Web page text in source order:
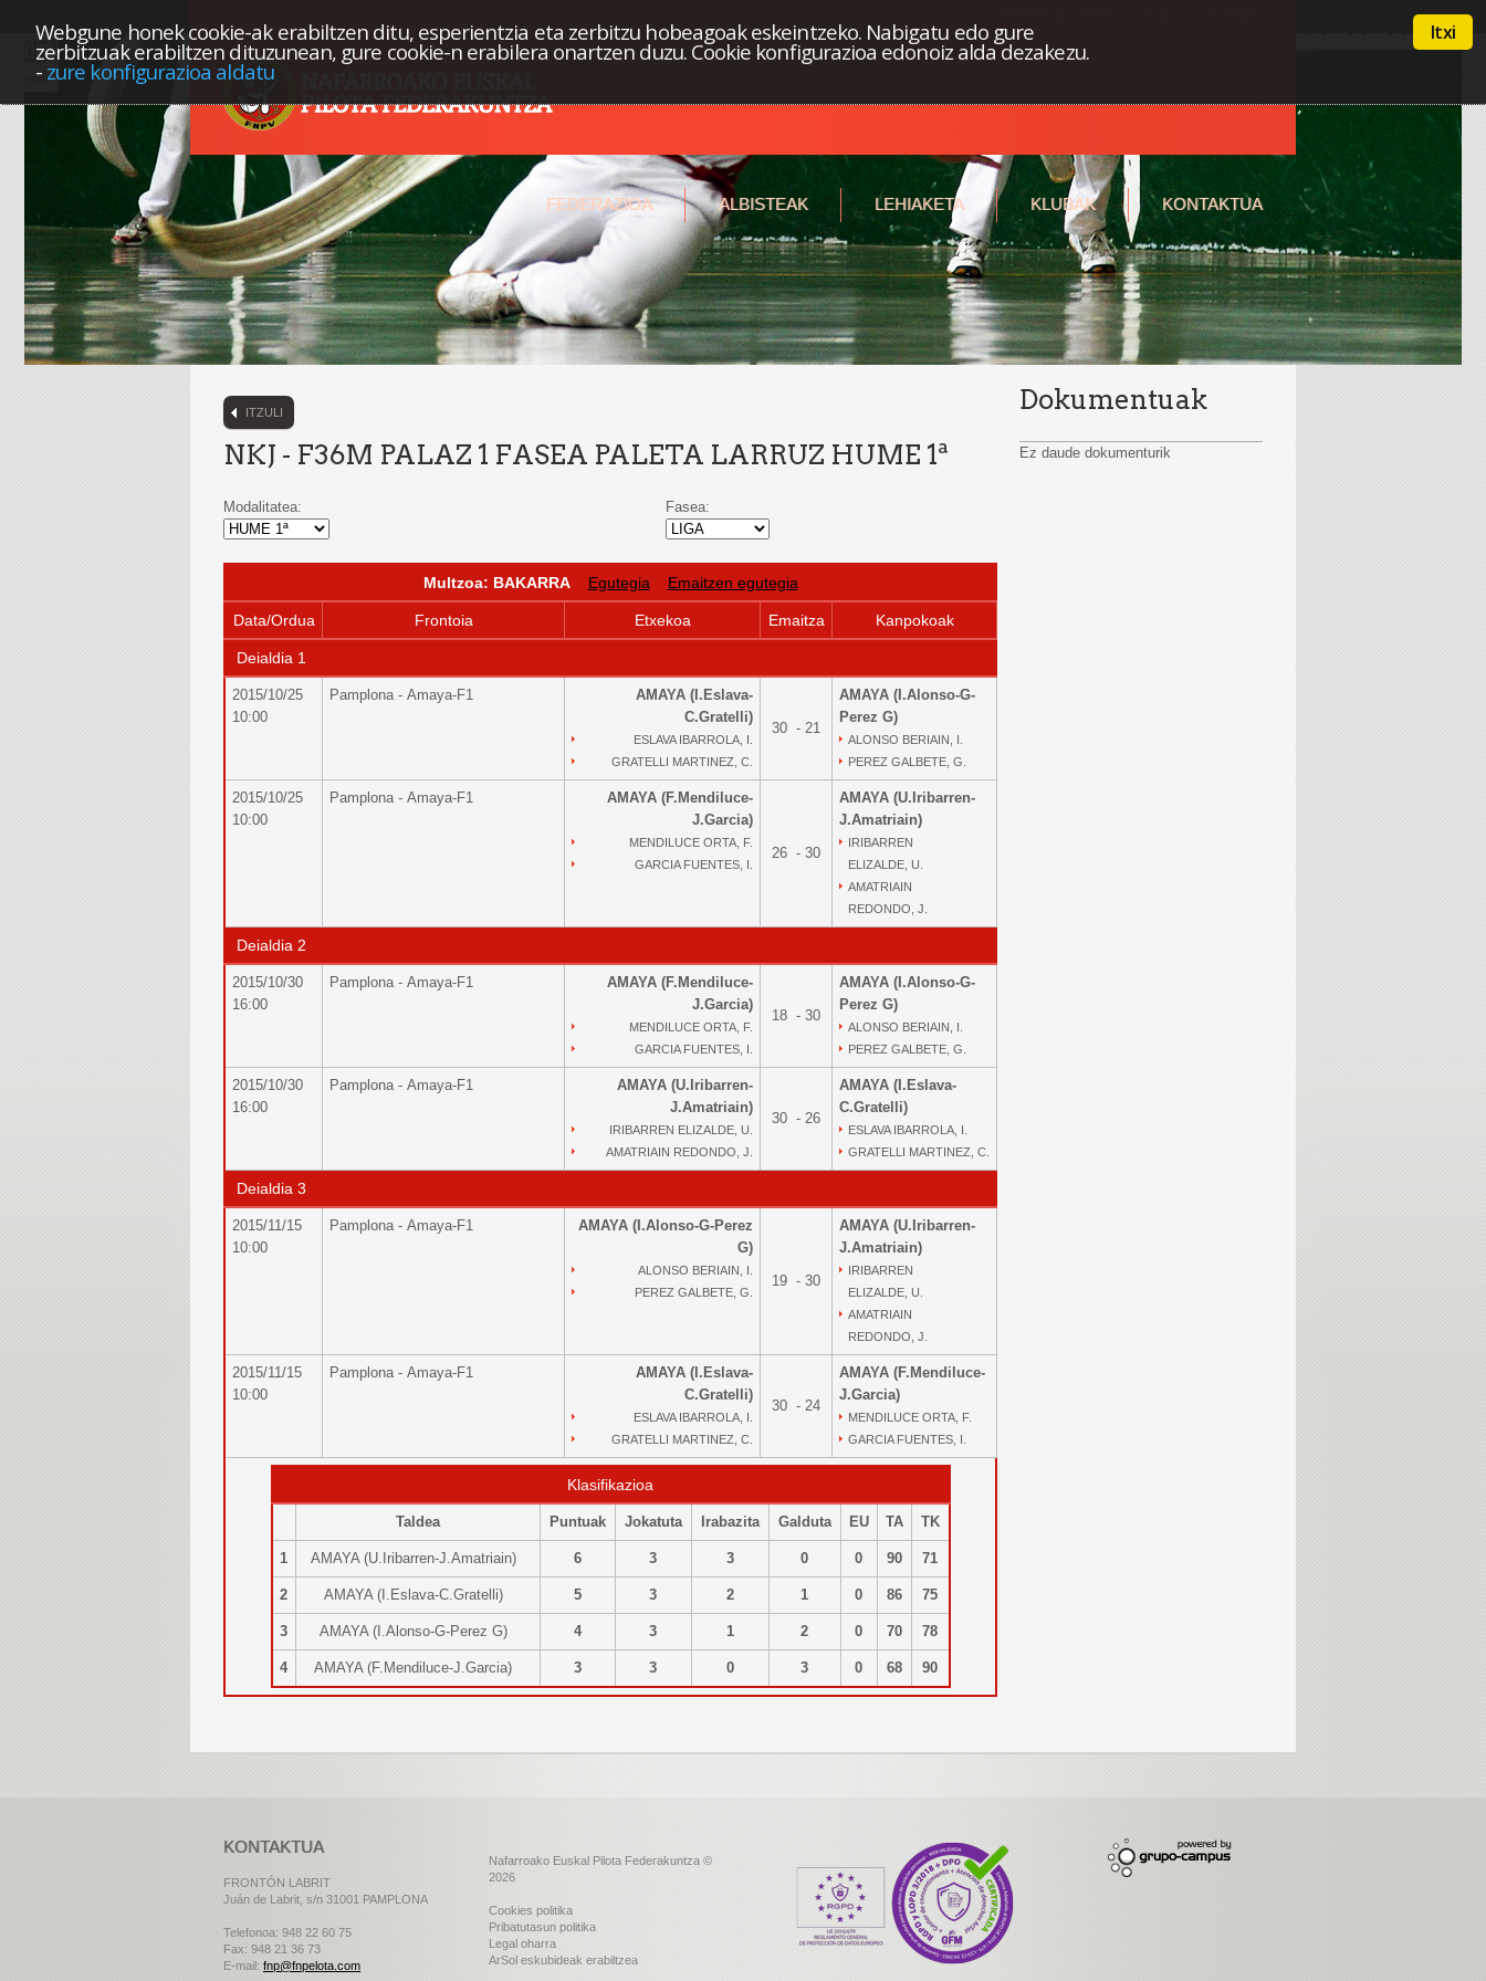
Webgune honek cookie-ak erabiltzen ditu, esperientzia eta zerbitzu hobeagoak eskeintzeko. Nabigatu edo gure
zerbitzuak erabiltzen dituzunean, gure cookie-n erabilera onartzen duzu. Cookie konfigurazioa edonoiz alda dezakezu.
- zure konfigurazioa aldatu
Itxi
FEDERAZIOA ALBISTEAK LEHIAKETA KLUBAK KONTAKTUA
ITZULI
NKJ - F36M PALAZ 1 FASEA PALETA LARRUZ HUME 1ª
Modalitatea: Fasea:
Multzoa: BAKARRA Egutegia Emaitzen egutegia
Data/Ordua Frontoia Etxekoa Emaitza Kanpokoak
Deialdia 1
2015/10/25
10:00
Pamplona - Amaya-F1
AMAYA (I.Eslava-
C.Gratelli)
ESLAVA IBARROLA, I.
GRATELLI MARTINEZ, C.
30 - 21
AMAYA (I.Alonso-G-
Perez G)
ALONSO BERIAIN, I.
PEREZ GALBETE, G.
2015/10/25
10:00
Pamplona - Amaya-F1
AMAYA (F.Mendiluce-
J.Garcia)
MENDILUCE ORTA, F.
GARCIA FUENTES, I.
26 - 30
AMAYA (U.Iribarren-
J.Amatriain)
IRIBARREN
ELIZALDE, U.
AMATRIAIN
REDONDO, J.
Deialdia 2
2015/10/30
16:00
Pamplona - Amaya-F1
AMAYA (F.Mendiluce-
J.Garcia)
MENDILUCE ORTA, F.
GARCIA FUENTES, I.
18 - 30
AMAYA (I.Alonso-G-
Perez G)
ALONSO BERIAIN, I.
PEREZ GALBETE, G.
2015/10/30
16:00
Pamplona - Amaya-F1
AMAYA (U.Iribarren-
J.Amatriain)
IRIBARREN ELIZALDE, U.
AMATRIAIN REDONDO, J.
30 - 26
AMAYA (I.Eslava-
C.Gratelli)
ESLAVA IBARROLA, I.
GRATELLI MARTINEZ, C.
Deialdia 3
2015/11/15
10:00
Pamplona - Amaya-F1
AMAYA (I.Alonso-G-Perez
G)
ALONSO BERIAIN, I.
PEREZ GALBETE, G.
19 - 30
AMAYA (U.Iribarren-
J.Amatriain)
IRIBARREN
ELIZALDE, U.
AMATRIAIN
REDONDO, J.
2015/11/15
10:00
Pamplona - Amaya-F1
AMAYA (I.Eslava-
C.Gratelli)
ESLAVA IBARROLA, I.
GRATELLI MARTINEZ, C.
30 - 24
AMAYA (F.Mendiluce-
J.Garcia)
MENDILUCE ORTA, F.
GARCIA FUENTES, I.
Klasifikazioa
Taldea Puntuak Jokatuta Irabazita Galduta EU TA TK
1 AMAYA (U.Iribarren-J.Amatriain) 6 3 3 0 0 90 71
2 AMAYA (I.Eslava-C.Gratelli) 5 3 2 1 0 86 75
3 AMAYA (I.Alonso-G-Perez G) 4 3 1 2 0 70 78
4 AMAYA (F.Mendiluce-J.Garcia) 3 3 0 3 0 68 90
Dokumentuak
Ez daude dokumenturik
KONTAKTUA
FRONTÓN LABRIT
Juán de Labrit, s/n 31001 PAMPLONA
Telefonoa: 948 22 60 75
Fax: 948 21 36 73
E-mail: fnp@fnpelota.com
Nafarroako Euskal Pilota Federakuntza ©
2026
Cookies politika
Pribatutasun politika
Legal oharra
ArSol eskubideak erabiltzea